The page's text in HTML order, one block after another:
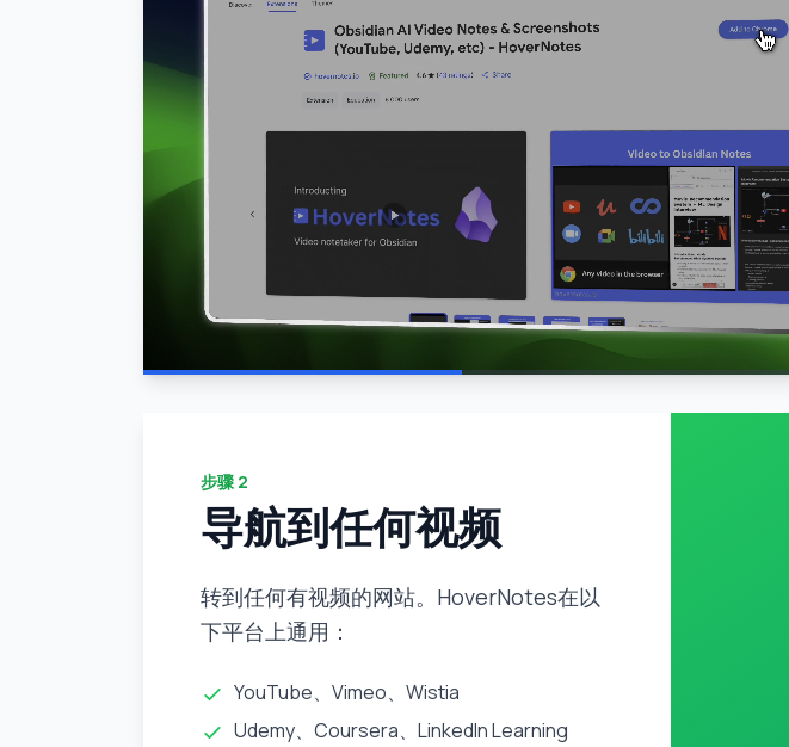
步骤 2
导航到任何视频
转到任何有视频的网站。HoverNotes在以
下平台上通用：
YouTube、Vimeo、Wistia
Udemy、Coursera、LinkedIn Learning